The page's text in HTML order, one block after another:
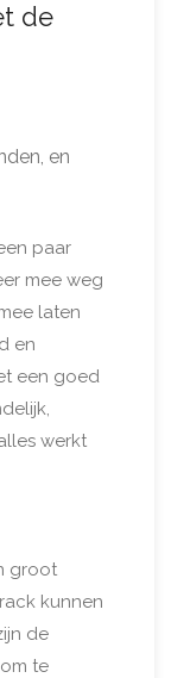
de
en
paar
mee weg
laten
en
een goed
werkt
groot
kunnen
de
te